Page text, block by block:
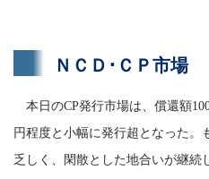
ＮＣＤ･ＣＰ市場
本日のCP発行市場は、償還額
円程度と小幅に発行超となった。
乏しく、閑散とした地合いが継続